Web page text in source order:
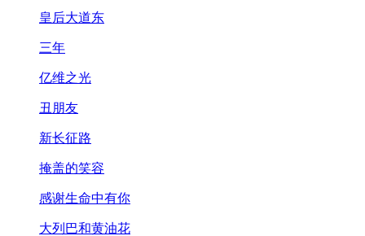
皇后大道东
三年
亿维之光
丑朋友
新长征路
掩盖的笑容
感谢生命中有你
大列巴和黄油花